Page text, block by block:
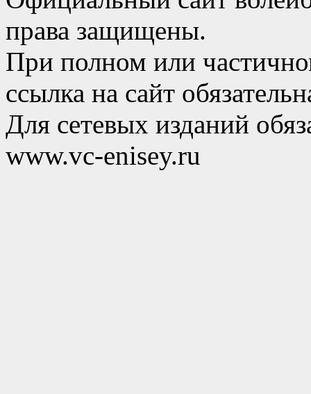
права защищены.
При полном или
ссылка на сайт
Для сетевых изданий
www.vc-enisey.ru